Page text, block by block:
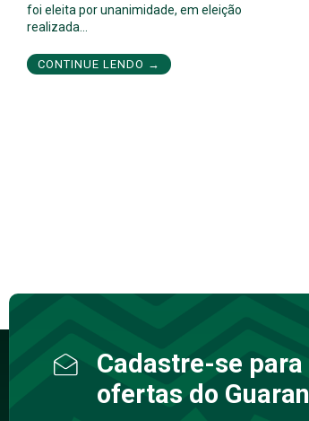
foi eleita por unanimidade, em eleição
realizada…
CONTINUE LENDO →
Cadastre-se
ofertas do